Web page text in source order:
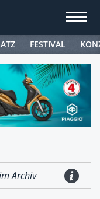
FESTIVAL
Archiv